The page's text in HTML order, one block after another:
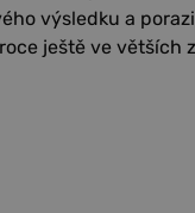
výsledku a
ještě ve větších